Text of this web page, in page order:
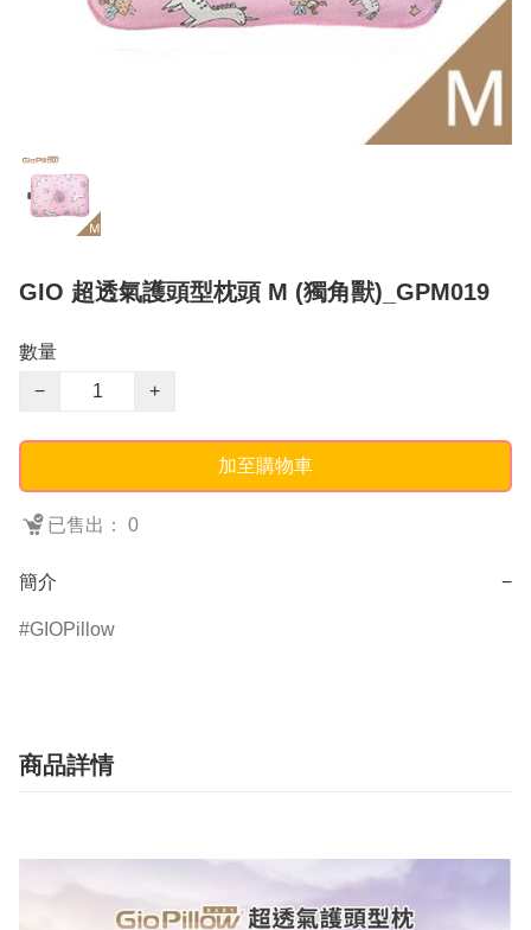
GIO 超透氣護頭型枕頭 M (獨角獸)_GPM019
數量
−
+
加至購物車
已售出： 0
簡介 −
GIOPillow
商品詳情